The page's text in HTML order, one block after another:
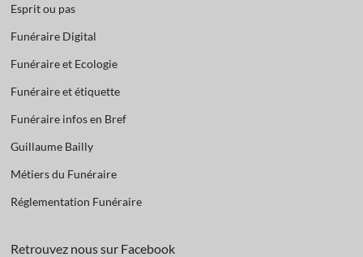
Esprit ou pas
Funéraire Digital
Funéraire et Ecologie
Funéraire et étiquette
Funéraire infos en Bref
Guillaume Bailly
Métiers du Funéraire
Réglementation Funéraire
Retrouvez nous sur Facebook